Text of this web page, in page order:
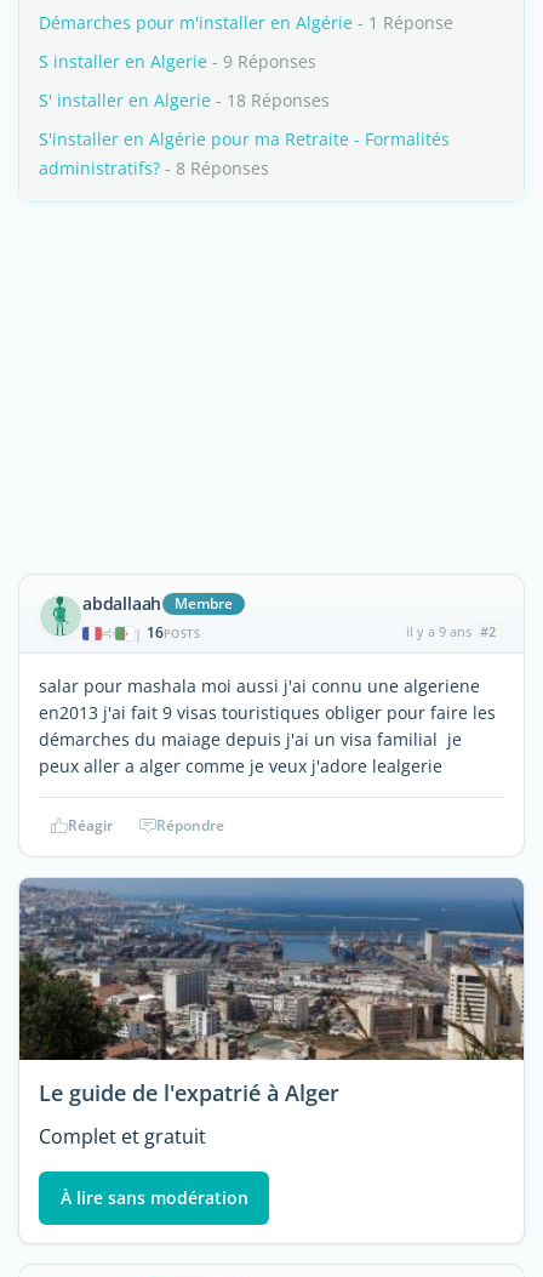
Démarches pour m'installer en Algérie - 1 Réponse
S installer en Algerie - 9 Réponses
S' installer en Algerie - 18 Réponses
S'installer en Algérie pour ma Retraite - Formalités
administratifs? - 8 Réponses
abdallaah Membre
| 16POSTS il y a 9 ans #2
salar pour mashala moi aussi j'ai connu une algeriene
en2013 j'ai fait 9 visas touristiques obliger pour faire les
démarches du maiage depuis j'ai un visa familial je
peux aller a alger comme je veux j'adore lealgerie
Réagir Répondre
Le guide de l'expatrié à Alger
Complet et gratuit
À lire sans modération